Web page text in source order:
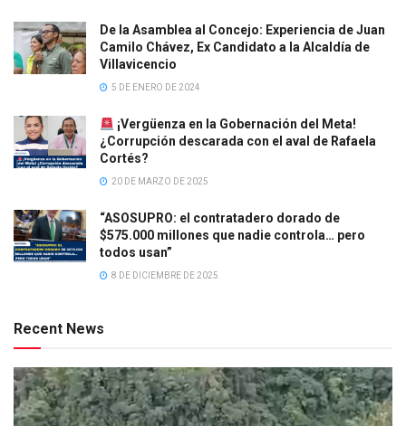
De la Asamblea al Concejo: Experiencia de Juan
Camilo Chávez, Ex Candidato a la Alcaldía de
Villavicencio
5 DE ENERO DE 2024
¡Vergüenza en la Gobernación del Meta!
¿Corrupción descarada con el aval de Rafaela
Cortés?
20 DE MARZO DE 2025
“ASOSUPRO: el contratadero dorado de
$575.000 millones que nadie controla… pero
todos usan”
8 DE DICIEMBRE DE 2025
Recent News